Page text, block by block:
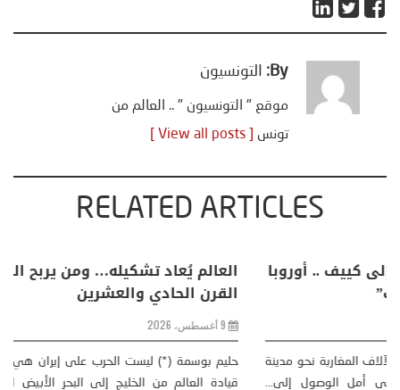
By: التونسيون
موقع " التونسيون " .. العالم من
تونس
RELATED ARTICLES
خليفة بن سالم يكتب: “من سبتة إلى كييف .. أوروبا
في مواجهة حصار متعدد الجبهات”
خليفة بن سالم أثارت موجة النزوح الجماعي لآلاف المغاربة نحو مدينة
سبتة، الواقعة تحت الاحتلال الإسباني، على أمل الوصول إلى...